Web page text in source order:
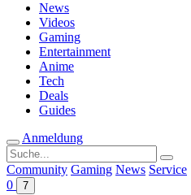
News
Videos
Gaming
Entertainment
Anime
Tech
Deals
Guides
Anmeldung
Suche
nach:
Community Gaming News Service
0
7